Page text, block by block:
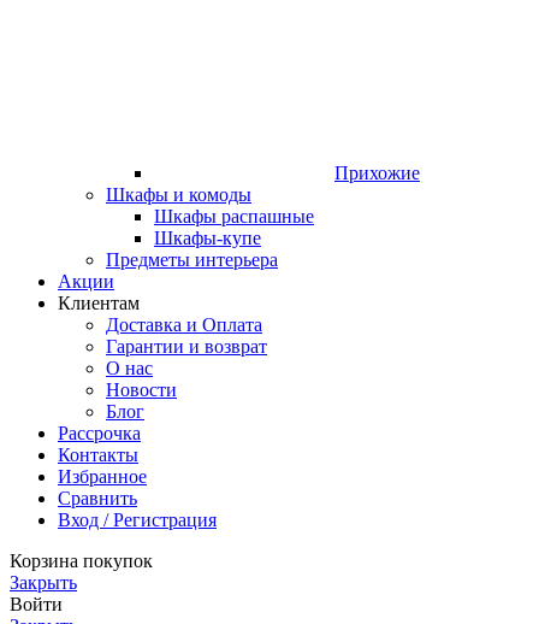
Прихожие
Шкафы и комоды
Шкафы распашные
Шкафы-купе
Предметы интерьера
Акции
Клиентам
Доставка и Оплата
Гарантии и возврат
О нас
Новости
Блог
Рассрочка
Контакты
Избранное
Сравнить
Вход / Регистрация
Корзина покупок
Закрыть
Войти